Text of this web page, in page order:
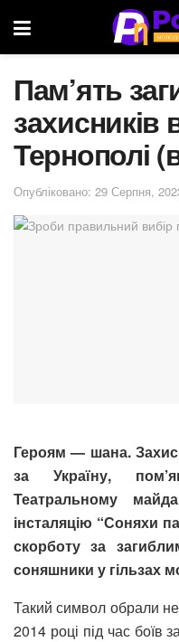
Пам’ять
Тернополі
Опубліковано: 29 Серпня,
Героям — шана.
за Україну,
Театральному
інсталяцію “Соняхи
скорботу за
соняшники у гільзах
Такий символ обрали
2014 році під час боїв